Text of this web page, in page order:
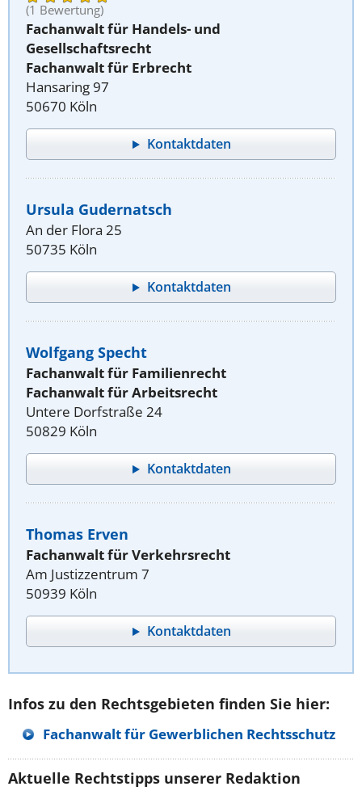
(1 Bewertung)
Fachanwalt für Handels- und
Gesellschaftsrecht
Fachanwalt für Erbrecht
Hansaring 97
50670 Köln
Kontaktdaten
Ursula Gudernatsch
An der Flora 25
50735 Köln
Kontaktdaten
Wolfgang Specht
Fachanwalt für Familienrecht
Fachanwalt für Arbeitsrecht
Untere Dorfstraße 24
50829 Köln
Kontaktdaten
Thomas Erven
Fachanwalt für Verkehrsrecht
Am Justizzentrum 7
50939 Köln
Kontaktdaten
Infos zu den Rechtsgebieten finden Sie hier:
Fachanwalt für Gewerblichen Rechtsschutz
Aktuelle Rechtstipps unserer Redaktion